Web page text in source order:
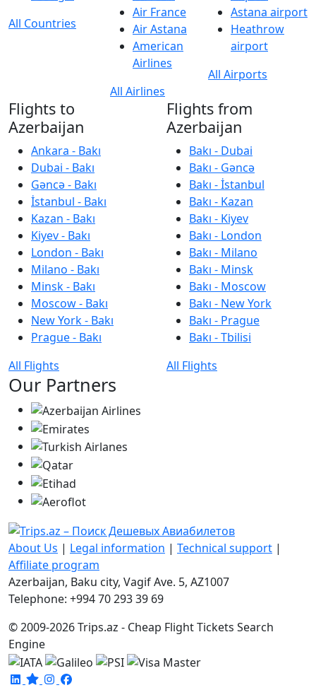
All Countries
Air France
Air Astana
American
Airlines
All Airlines
Astana airport
Heathrow
airport
All Airports
Flights to
Azerbaijan
Ankara - Bakı
Dubai - Bakı
Gəncə - Bakı
İstanbul - Bakı
Kazan - Bakı
Kiyev - Bakı
London - Bakı
Milano - Bakı
Minsk - Bakı
Moscow - Bakı
New York - Bakı
Prague - Bakı
All Flights
Flights from
Azerbaijan
Bakı - Dubai
Bakı - Gəncə
Bakı - İstanbul
Bakı - Kazan
Bakı - Kiyev
Bakı - London
Bakı - Milano
Bakı - Minsk
Bakı - Moscow
Bakı - New York
Bakı - Prague
Bakı - Tbilisi
All Flights
Our Partners
About Us | Legal information | Technical support |
Affiliate program
Azerbaijan, Baku city, Vagif Ave. 5, AZ1007
Telephone: +994 70 293 39 69
© 2009-2026 Trips.az - Cheap Flight Tickets Search
Engine